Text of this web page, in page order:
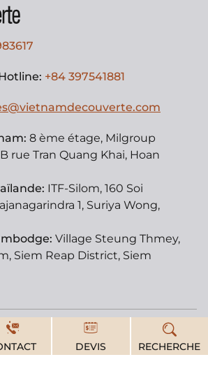
DEVIS RECHERCHE
+84 397541881
8 ème étage, Milgroup
rue Tran Quang Khai, Hoan
ITF-Silom, 160 Soi
1, Suriya Wong,
Village Steung Thmey,
Siem Reap District, Siem
agence de voyage locale. License
GPLHQT